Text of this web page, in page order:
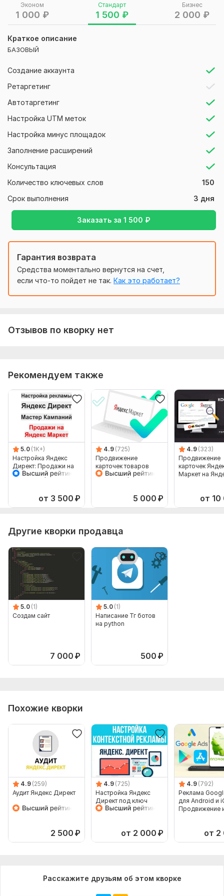
Эконом
1 000 ₽
Стандарт
1 500 ₽
Бизнес
2 000 ₽
Краткое описание
БАЗОВЫЙ
Создание аккаунта
Ретаргетинг
Автотаргетинг
Настройка UTM меток
Настройка минус площадок
Заполнение расширений
Консультация
Количество ключевых слов
150
Срок выполнения
3 дня
Заказать за 1 500 ₽
УТП.
Аккаунт Яндекс Директ не обязателен — могу запустить
доступ.
Гарантия возврата
Средства моментально вернутся на счет,
если что-то пойдет не так. Как это работает?
Отзывов по кворку нет
Рекомендуем также
5.0 (1K+)
Настройка Яндекс
Директ: Продажи на
Яндекс Маркет
от 3 500 ₽
4.9 (725)
Продвижение
карточек товаров
Яндекс Маркет в
5 000 ₽
4.9 (323)
Продвижение
карточек
Маркет на
от
Другие кворки продавца
5.0 (1)
Создам сайт
7 000 ₽
5.0 (1)
Написание Тг ботов
на python
500 ₽
Похожие кворки
4.9 (259)
Аудит Яндекс Директ
2 500 ₽
4.9 (725)
Настройка Яндекс
Директ под ключ
от 2 000 ₽
4.9 (792)
Реклама
для Android и
Продвижение
от 2
Расскажите друзьям об этом кворке